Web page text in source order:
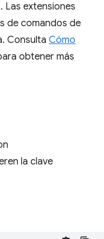
Las extensiones
de comandos de
Consulta Cómo
obtener más
la clave